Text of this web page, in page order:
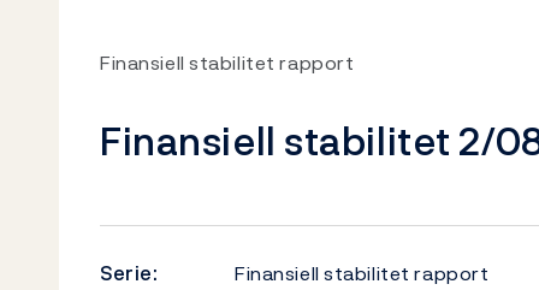
Finansiell stabilitet rapport
Finansiell stabilitet 2/
Serie:
Finansiell stabilitet rapport